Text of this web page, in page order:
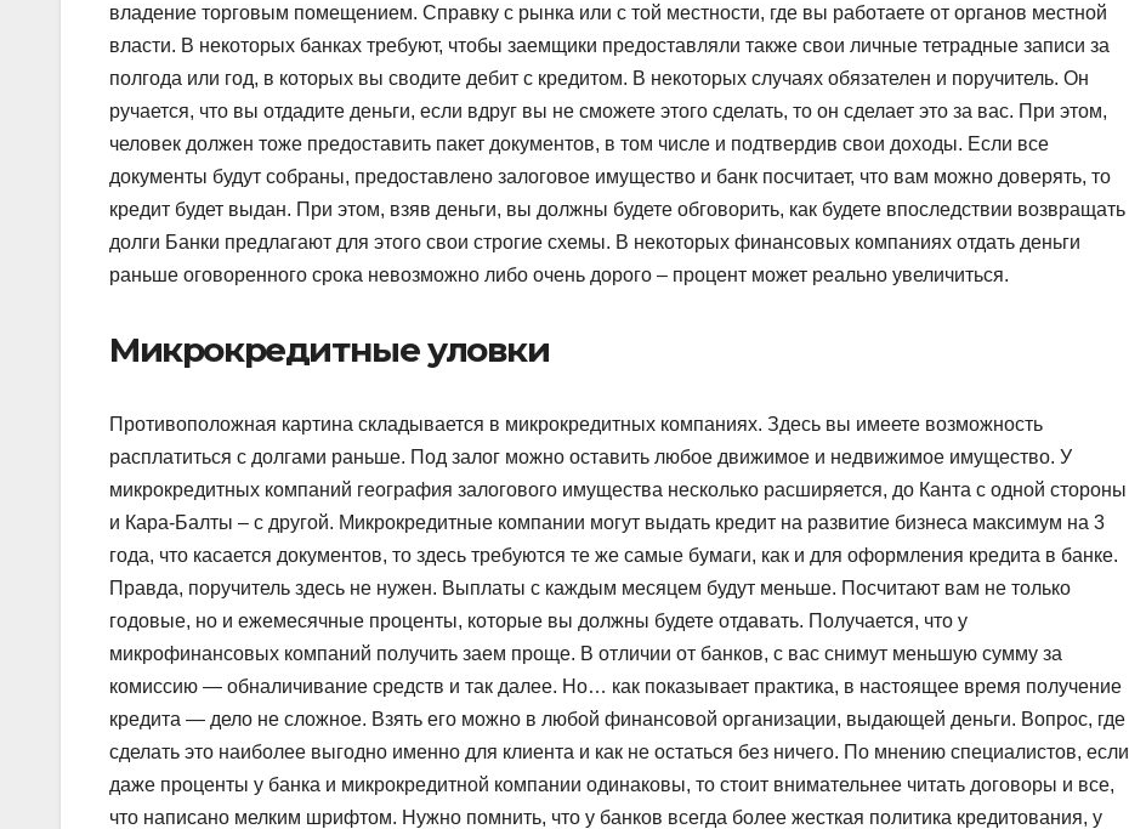
владение торговым помещением. Справку с рынка или с той местности, где вы работаете от органов местной
власти. В некоторых банках требуют, чтобы заемщики предоставляли также свои личные тетрадные записи за
полгода или год, в которых вы сводите дебит с кредитом. В некоторых случаях обязателен и поручитель. Он
ручается, что вы отдадите деньги, если вдруг вы не сможете этого сделать, то он сделает это за вас. При этом,
человек должен тоже предоставить пакет документов, в том числе и подтвердив свои доходы. Если все
документы будут собраны, предоставлено залоговое имущество и банк посчитает, что вам можно доверять, то
кредит будет выдан. При этом, взяв деньги, вы должны будете обговорить, как будете впоследствии возвращать
долги Банки предлагают для этого свои строгие схемы. В некоторых финансовых компаниях отдать деньги
раньше оговоренного срока невозможно либо очень дорого – процент может реально увеличиться.
Микрокредитные уловки
Противоположная картина складывается в микрокредитных компаниях. Здесь вы имеете возможность
расплатиться с долгами раньше. Под залог можно оставить любое движимое и недвижимое имущество. У
микрокредитных компаний география залогового имущества несколько расширяется, до Канта с одной стороны
и Кара-Балты – с другой. Микрокредитные компании могут выдать кредит на развитие бизнеса максимум на 3
года, что касается документов, то здесь требуются те же самые бумаги, как и для оформления кредита в банке.
Правда, поручитель здесь не нужен. Выплаты с каждым месяцем будут меньше. Посчитают вам не только
годовые, но и ежемесячные проценты, которые вы должны будете отдавать. Получается, что у
микрофинансовых компаний получить заем проще. В отличии от банков, с вас снимут меньшую сумму за
комиссию — обналичивание средств и так далее. Но… как показывает практика, в настоящее время получение
кредита — дело не сложное. Взять его можно в любой финансовой организации, выдающей деньги. Вопрос, где
сделать это наиболее выгодно именно для клиента и как не остаться без ничего. По мнению специалистов, если
даже проценты у банка и микрокредитной компании одинаковы, то стоит внимательнее читать договоры и все,
что написано мелким шрифтом. Нужно помнить, что у банков всегда более жесткая политика кредитования, у